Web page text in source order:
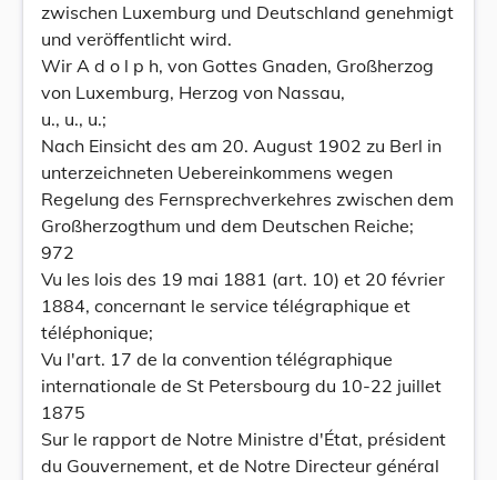
zwischen Luxemburg und Deutschland genehmigt
und veröffentlicht wird.
Wir A d o l p h, von Gottes Gnaden, Großherzog
von Luxemburg, Herzog von Nassau,
u., u., u.;
Nach Einsicht des am 20. August 1902 zu Berl in
unterzeichneten Uebereinkommens wegen
Regelung des Fernsprechverkehres zwischen dem
Großherzogthum und dem Deutschen Reiche;
972
Vu les lois des 19 mai 1881 (art. 10) et 20 février
1884, concernant le service télégraphique et
téléphonique;
Vu l'art. 17 de la convention télégraphique
internationale de St Petersbourg du 10-22 juillet
1875
Sur le rapport de Notre Ministre d'État, président
du Gouvernement, et de Notre Directeur général